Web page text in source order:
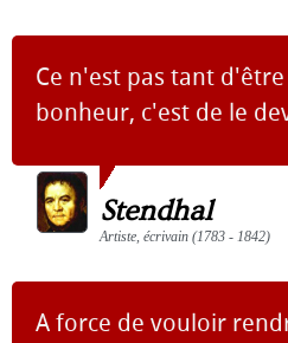
Ce n'est pas tant
bonheur, c'est de le
Stendhal
Artiste, écrivain (1783 - 1842)
A force de vouloir